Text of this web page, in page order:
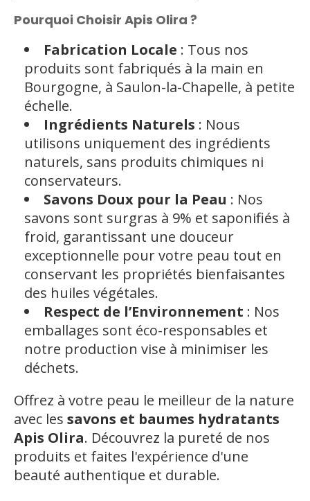
Pourquoi Choisir Apis Olira ?
Fabrication Locale : Tous nos
produits sont fabriqués à la main en
Bourgogne, à Saulon-la-Chapelle, à petite
échelle.
Ingrédients Naturels : Nous
utilisons uniquement des ingrédients
naturels, sans produits chimiques ni
conservateurs.
Savons Doux pour la Peau : Nos
savons sont surgras à 9% et saponifiés à
froid, garantissant une douceur
exceptionnelle pour votre peau tout en
conservant les propriétés bienfaisantes
des huiles végétales.
Respect de l’Environnement : Nos
emballages sont éco-responsables et
notre production vise à minimiser les
déchets.
Offrez à votre peau le meilleur de la nature
avec les savons et baumes hydratants
Apis Olira. Découvrez la pureté de nos
produits et faites l'expérience d'une
beauté authentique et durable.